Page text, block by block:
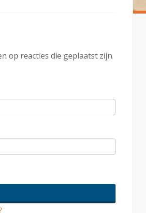
op reacties die geplaatst zijn.